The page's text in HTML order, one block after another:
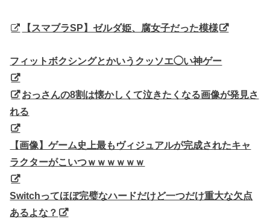
【スマブラSP】ゼルダ姫、腐女子だった模様
フィットボクシングとかいうクッソエ◯い神ゲー
おっさんの8割は懐かしくて泣きたくなる画像が発見さ
れる
【画像】ゲーム史上最もヴィジュアルが完成されたキャ
ラクターがこいつｗｗｗｗｗｗ
Switchってほぼ完璧なハードだけど一つだけ重大な欠点
あるよな？